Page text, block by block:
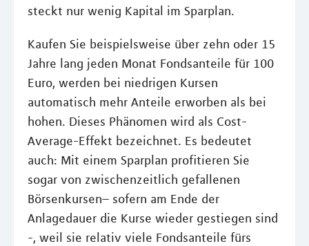
steckt nur wenig Kapital im Sparplan.
Kaufen Sie beispielsweise über zehn oder 15
Jahre lang jeden Monat Fondsanteile für 100
Euro, werden bei niedrigen Kursen
automatisch mehr Anteile erworben als bei
hohen. Dieses Phänomen wird als Cost-
Average-Effekt bezeichnet. Es bedeutet
auch: Mit einem Sparplan profitieren Sie
sogar von zwischenzeitlich gefallenen
Börsenkursen– sofern am Ende der
Anlagedauer die Kurse wieder gestiegen sind
-, weil sie relativ viele Fondsanteile fürs